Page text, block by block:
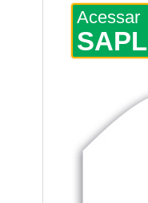
Acessar
SAPL